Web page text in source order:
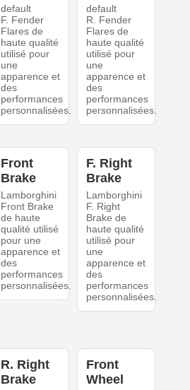
default
F. Fender
Flares de
haute qualité
utilisé pour
une
apparence et
des
performances
personnalisées.
default
R. Fender
Flares de
haute qualité
utilisé pour
une
apparence et
des
performances
personnalisées.
Front
Brake
Lamborghini
Front Brake
de haute
qualité utilisé
pour une
apparence et
des
performances
personnalisées.
F. Right
Brake
Lamborghini
F. Right
Brake de
haute qualité
utilisé pour
une
apparence et
des
performances
personnalisées.
R. Right
Brake
Front
Wheel